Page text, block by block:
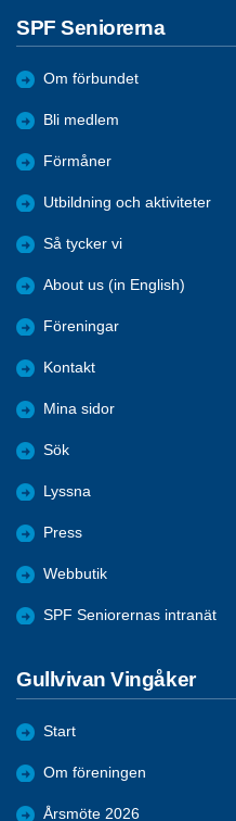
SPF Seniorerna
Om förbundet
Bli medlem
Förmåner
Utbildning och aktiviteter
Så tycker vi
About us (in English)
Föreningar
Kontakt
Mina sidor
Sök
Lyssna
Press
Webbutik
SPF Seniorernas intranät
Gullvivan Vingåker
Start
Om föreningen
Årsmöte 2026